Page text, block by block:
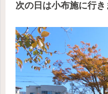
次の日は小布施に行き